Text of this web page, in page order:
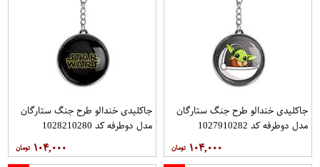
جاکلیدی خندالو طرح جنگ ستارگان
مدل دوطرفه کد 1027910282
۱۰۴,۰۰۰
جاکلیدی خندالو طرح جنگ ستارگان
مدل دوطرفه کد 1028210280
۱۰۴,۰۰۰